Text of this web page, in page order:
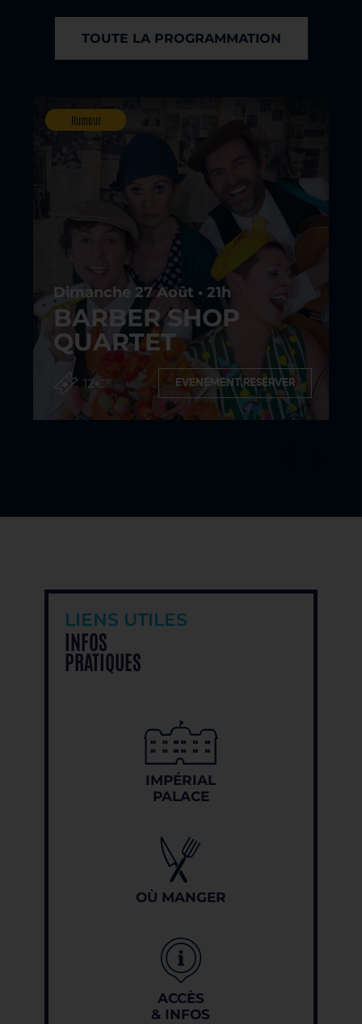
TOUTE LA PROGRAMMATION
Humour
Dimanche 27 Août • 21h
BARBER SHOP
QUARTET
12€ EVENEMENT.RESERVER
LIENS UTILES
INFOS
PRATIQUES
IMPÉRIAL
PALACE
OÙ MANGER
ACCÈS
& INFOS